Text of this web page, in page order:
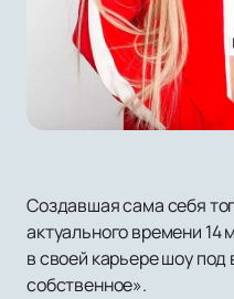
Создавшая сама себя
актуального времени
в своей карьере шоу
собственное».